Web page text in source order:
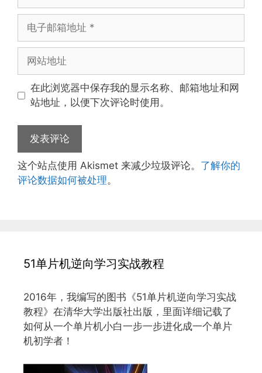
邮
址
址
在此浏览器中保存我的显示名称、邮箱地址和网
站地址，以便下次评论时使用。
这个站点使用 Akismet 来减少垃圾评论。 了解你的
评论数据如何被处理。
51单片机逆向学习实战教程
2016年，我编写的图书《51单片机逆向学习实战
教程》在清华大学出版社出版，里面详细记载了
如何从一个单片机小白一步一步进化成一个单片
机初学者！